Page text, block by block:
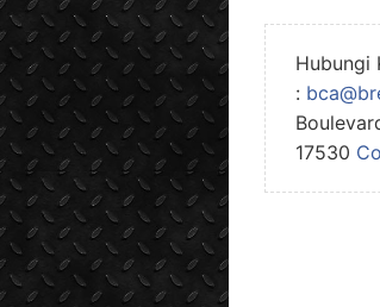
Hubungi
:
17530